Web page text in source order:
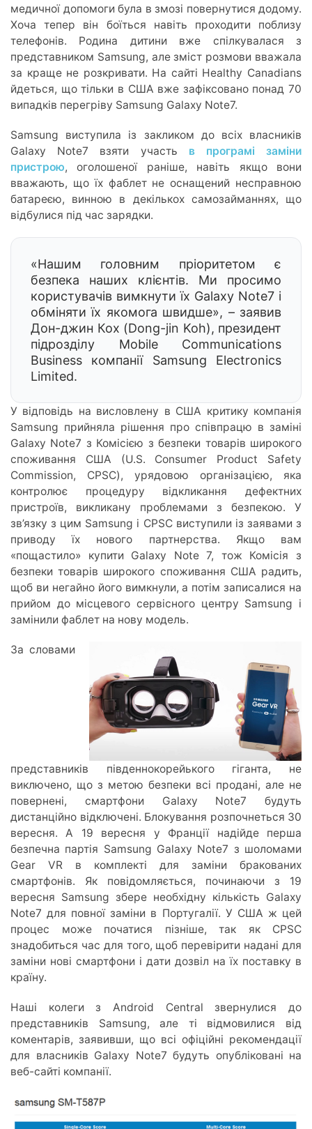
медичної допомоги була в змозі повернутися додому.
Хоча тепер він боїться навіть проходити поблизу
телефонів. Родина дитини вже спілкувалася з
представником Samsung, але зміст розмови вважала
за краще не розкривати. На сайті Healthy Canadians
йдеться, що тільки в США вже зафіксовано понад 70
випадків перегріву Samsung Galaxy Note7.
Samsung виступила із закликом до всіх власників
Galaxy Note7 взяти участь в програмі заміни
пристрою, оголошеної раніше, навіть якщо вони
вважають, що їх фаблет не оснащений несправною
батареєю, винною в декількох самозайманнях, що
відбулися під час зарядки.
«Нашим головним пріоритетом є
безпека наших клієнтів. Ми просимо
користувачів вимкнути їх Galaxy Note7 і
обміняти їх якомога швидше», – заявив
Дон-джин Кох (Dong-jin Koh), президент
підрозділу Mobile Communications
Business компанії Samsung Electronics
Limited.
У відповідь на висловлену в США критику компанія
Samsung прийняла рішення про співпрацю в заміні
Galaxy Note7 з Комісією з безпеки товарів широкого
споживання США (U.S. Consumer Product Safety
Commission, CPSC), урядовою організацією, яка
контролює процедуру відкликання дефектних
пристроїв, викликану проблемами з безпекою. У
зв’язку з цим Samsung і CPSC виступили із заявами з
приводу їх нового партнерства. Якщо вам
«пощастило» купити Galaxy Note 7, тож Комісія з
безпеки товарів широкого споживання США радить,
щоб ви негайно його вимкнули, а потім записалися на
прийом до місцевого сервісного центру Samsung і
замінили фаблет на нову модель.
За словами
представників південнокорейького гіганта, не
виключено, що з метою безпеки всі продані, але не
повернені, смартфони Galaxy Note7 будуть
дистанційно відключені. Блокування розпочнеться 30
вересня. А 19 вересня у Франції надійде перша
безпечна партія Samsung Galaxy Note7 з шоломами
Gear VR в комплекті для заміни бракованих
смартфонів. Як повідомляється, починаючи з 19
вересня Samsung збере необхідну кількість Galaxy
Note7 для повної заміни в Португалії. У США ж цей
процес може початися пізніше, так як CPSC
знадобиться час для того, щоб перевірити надані для
заміни нові смартфони і дати дозвіл на їх поставку в
країну.
Наші колеги з Android Central звернулися до
представників Samsung, але ті відмовилися від
коментарів, заявивши, що всі офіційні рекомендації
для власників Galaxy Note7 будуть опубліковані на
веб-сайті компанії.